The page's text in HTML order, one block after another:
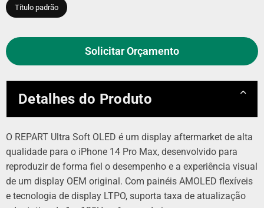
Título padrão
Solicitar Orçamento
Detalhes do Produto
O REPART Ultra Soft OLED é um display aftermarket de alta
qualidade para o iPhone 14 Pro Max, desenvolvido para
reproduzir de forma fiel o desempenho e a experiência visual
de um display OEM original. Com painéis AMOLED flexíveis
e tecnologia de display LTPO, suporta taxa de atualização